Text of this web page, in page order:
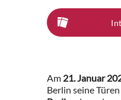
Am 21. Januar
Berlin seine